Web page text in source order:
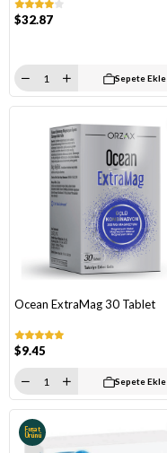
$32.87
Sepete Ekle
Ocean ExtraMag 30 Tablet
$9.45
Sepete Ekle
Fırsat
Ürünü